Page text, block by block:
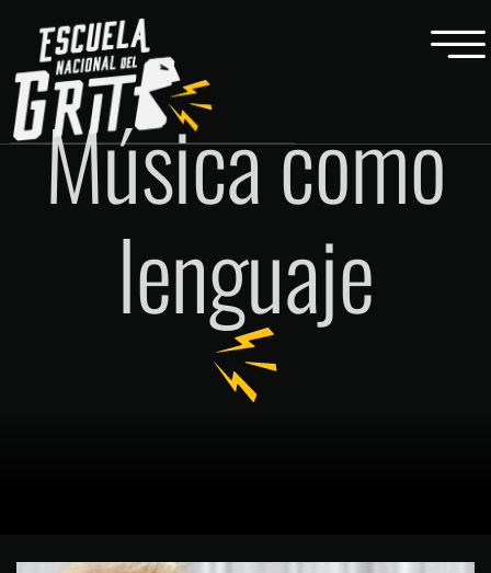
Música como
lenguaje